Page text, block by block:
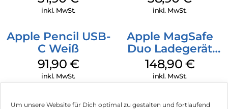
Um unsere Website für Dich optimal zu gestalten und fortlaufend
inkl. MwSt.
Ultramarine
inkl. MwSt.
Apple Pencil USB-
C Weiß
91,90 €
inkl. MwSt.
Apple MagSafe
Duo Ladegerät
Weiß
148,90 €
inkl. MwSt.